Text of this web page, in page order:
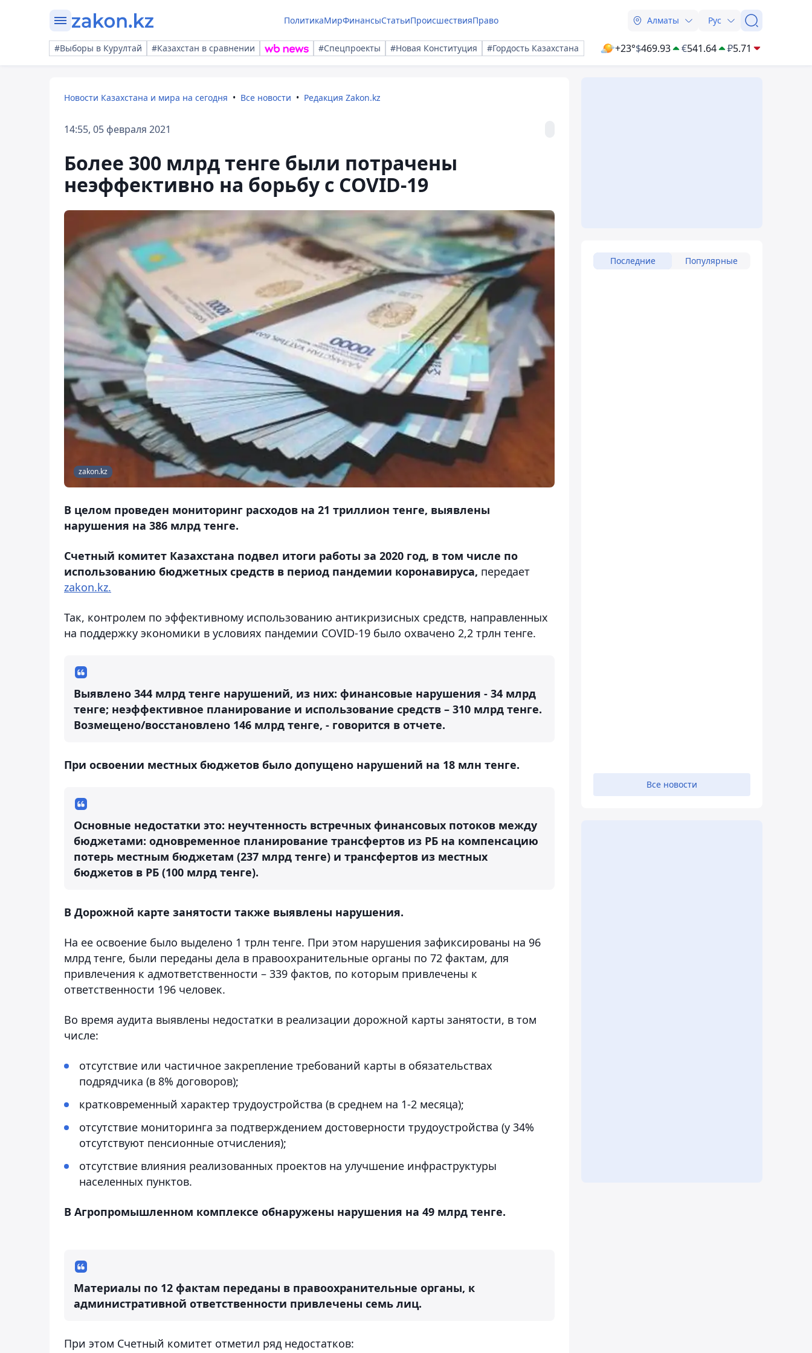
ПолитикаМирФинансыСтатьиПроисшествияПраво Алматы Рус
#Выборы в Курултай #Казахстан в сравнении #Спецпроекты #Новая Конституция #Гордость Казахстана +23°$469.93 €541.64 ₽5.71
Новости Казахстана и мира на сегодня Все новости Редакция Zakon.kz
14:55, 05 февраля 2021
Более 300 млрд тенге были потрачены
неэффективно на борьбу с СOVID-19
zakon.kz
В целом проведен мониторинг расходов на 21 триллион тенге, выявлены
нарушения на 386 млрд тенге.
Счетный комитет Казахстана подвел итоги работы за 2020 год, в том числе по
использованию бюджетных средств в период пандемии коронавируса, передает
zakon.kz.
Так, контролем по эффективному использованию антикризисных средств, направленных
на поддержку экономики в условиях пандемии СOVID-19 было охвачено 2,2 трлн тенге.
Выявлено 344 млрд тенге нарушений, из них: финансовые нарушения - 34 млрд
тенге; неэффективное планирование и использование средств – 310 млрд тенге.
Возмещено/восстановлено 146 млрд тенге, - говорится в отчете.
При освоении местных бюджетов было допущено нарушений на 18 млн тенге.
Основные недостатки это: неучтенность встречных финансовых потоков между
бюджетами: одновременное планирование трансфертов из РБ на компенсацию
потерь местным бюджетам (237 млрд тенге) и трансфертов из местных
бюджетов в РБ (100 млрд тенге).
В Дорожной карте занятости также выявлены нарушения.
На ее освоение было выделено 1 трлн тенге. При этом нарушения зафиксированы на 96
млрд тенге, были переданы дела в правоохранительные органы по 72 фактам, для
привлечения к адмответственности – 339 фактов, по которым привлечены к
ответственности 196 человек.
Во время аудита выявлены недостатки в реализации дорожной карты занятости, в том
числе:
отсутствие или частичное закрепление требований карты в обязательствах
подрядчика (в 8% договоров);
кратковременный характер трудоустройства (в среднем на 1-2 месяца);
отсутствие мониторинга за подтверждением достоверности трудоустройства (у 34%
отсутствуют пенсионные отчисления);
отсутствие влияния реализованных проектов на улучшение инфраструктуры
населенных пунктов.
В Агропромышленном комплексе обнаружены нарушения на 49 млрд тенге.
Материалы по 12 фактам переданы в правоохранительные органы, к
административной ответственности привлечены семь лиц.
При этом Счетный комитет отметил ряд недостатков:
Последние Популярные
Все новости